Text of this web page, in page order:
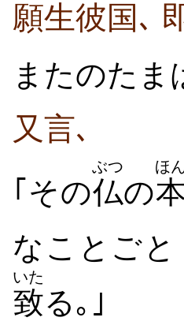
願生彼国､
またのたま
又言､
｢その仏
ぶつ
の
ほ
なことごと
致
いた
る｡｣